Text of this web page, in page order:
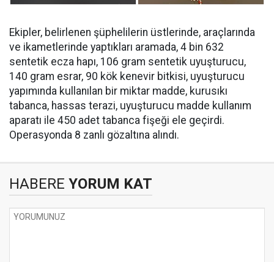
Ekipler, belirlenen şüphelilerin üstlerinde, araçlarında
ve ikametlerinde yaptıkları aramada, ⁠4 bin 632
sentetik ecza hapı, 106 gram sentetik uyuşturucu,
140 gram esrar, 90 kök kenevir bitkisi, uyuşturucu
yapımında kullanılan bir miktar madde, kurusıkı
tabanca, hassas terazi, uyuşturucu madde kullanım
aparatı ile 450 adet tabanca fişeği ele geçirdi.
Operasyonda 8 zanlı gözaltına alındı.
HABERE YORUM KAT